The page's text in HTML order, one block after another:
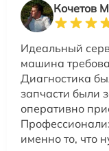
Кочетов
Идеальный
машина
Диагностика
запчасти были
оперативно
именно то, что